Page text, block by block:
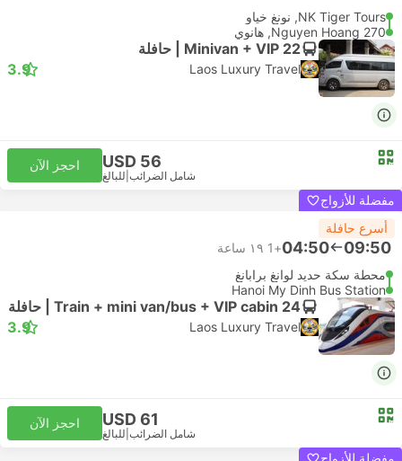
NK Tiger Tours, نونغ خياو
270 Nguyen Hoang, هانوي
Minivan + VIP 22 | حافلة
Laos Luxury Travel
3.9
USD 56
شامل الضرائب للبالغ
احجز الآن
مفضلة للأزواج
أسرع حافلة
09:50
04:50
+1
١٩ ساعة
محطة سكة حديد لوانغ برابانغ
Hanoi My Dinh Bus Station
Train + mini van/bus + VIP cabin 24 | حافلة
Laos Luxury Travel
3.9
USD 61
شامل الضرائب للبالغ
احجز الآن
مفضلة للأزواج